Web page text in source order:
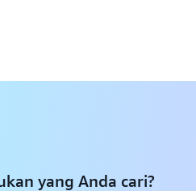
yang Anda cari?